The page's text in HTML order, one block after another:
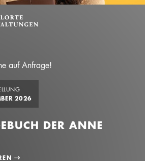
auf Anfrage!
2026
DER ANNE